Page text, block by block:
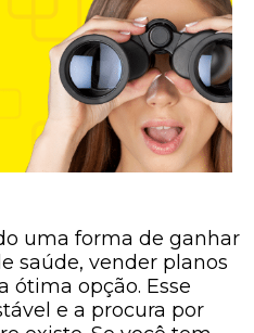
uma forma de ganhar
saúde, vender planos
ótima opção. Esse
e a procura por